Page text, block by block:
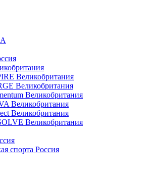
Великобритания
Великобритания
Великобритания
Великобритания
Великобритания
Великобритания
спорта Россия